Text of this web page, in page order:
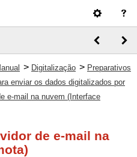
> Digitalização > Preparativos
enviar os dados digitalizados por
e-mail na nuvem (Interface
de e-mail na